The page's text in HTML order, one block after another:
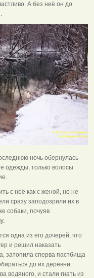
А без неё он до
ночь обернулась
одежды, только волосы
с неё как с женой, но не
сразу заподозрили их в
собаки, почуяв
одна из его дочерей, что
и решил наказать
затопила сперва пастбища
до их деревни.
водяного, и стали гнать из